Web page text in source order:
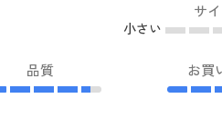
サ
小さい
品質 お買